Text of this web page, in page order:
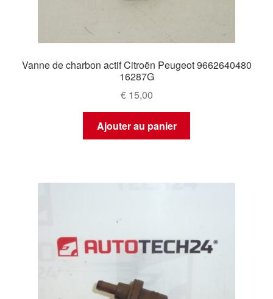
Vanne de charbon actif Citroën Peugeot 9662640480
16287G
€15,00
Ajouter au panier